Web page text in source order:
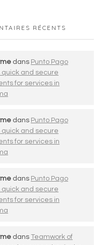
RÉCENTS
dans Punto Pago
quick and secure
for services in
dans Punto Pago
quick and secure
for services in
dans Punto Pago
quick and secure
for services in
dans Teamwork of